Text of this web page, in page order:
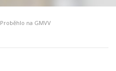
Proběhlo na GMVV